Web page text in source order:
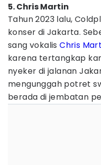
5. Chris Martin
Tahun 2023 lalu,
konser di Jakarta.
sang vokalisChris
karena tertangkap
nyeker di jalanan
mengunggah potret
berada di jembatan